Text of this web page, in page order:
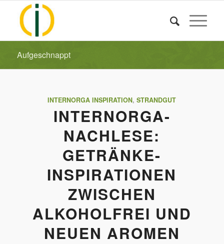
Aufgeschnappt
INTERNORGA INSPIRATION,STRANDGUT
INTERNORGA-
NACHLESE:
GETRÄNKE-
INSPIRATIONEN
ZWISCHEN
ALKOHOLFREI UND
NEUEN AROMEN